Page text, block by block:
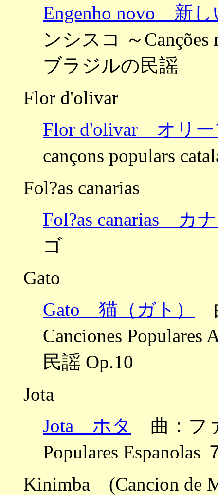
Engenho novo 新し
ンシスコ ～Canções
ブラジルの民謡
Flor d'olivar
Flor d'olivar オリー
cançons populars
Fol?as canarias
Fol?as canarias カ
ゴ
Gato
Gato 猫（ガト）
Canciones
民謡 Op.10
Jota
Jota ホタ
曲：フ
Populares
Kinimba (Cancion de